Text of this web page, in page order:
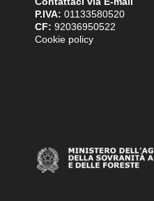
P.IVA: 01133580520
CF: 92036950522
Cookie policy